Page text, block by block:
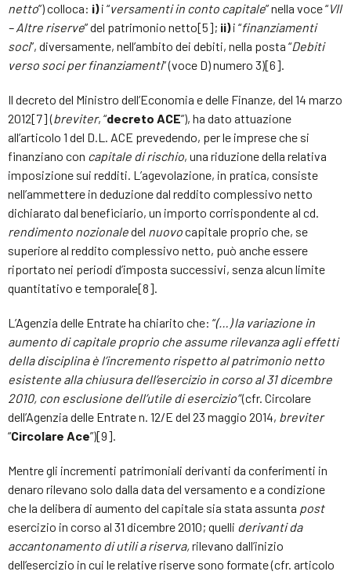
netto”) colloca: i)i “versamenti in conto capitale” nella voce “VII
– Altre riserve” del patrimonio netto[5]; ii)i “finanziamenti
soci”, diversamente, nell’ambito dei debiti, nella posta “Debiti
verso soci per finanziamenti” (voce D) numero 3)[6].
Il decreto del Ministro dell’Economia e delle Finanze, del 14 marzo
2012[7] (breviter, “decreto ACE”), ha dato attuazione
all’articolo 1 del D.L. ACE prevedendo, per le imprese che si
finanziano con capitale di rischio, una riduzione della relativa
imposizione sui redditi. L’agevolazione, in pratica, consiste
nell’ammettere in deduzione dal reddito complessivo netto
dichiarato dal beneficiario, un importo corrispondente al cd.
rendimento nozionaledel nuovocapitale proprio che, se
superiore al reddito complessivo netto, può anche essere
riportato nei periodi d’imposta successivi, senza alcun limite
quantitativo e temporale[8].
L’Agenzia delle Entrate ha chiarito che: “(…) la variazione in
aumento di capitale proprio che assume rilevanza agli effetti
della disciplina è l’incremento rispetto al patrimonio netto
esistente alla chiusura dell’esercizio in corso al 31 dicembre
2010, con esclusione dell’utile di esercizio”(cfr. Circolare
dell’Agenzia delle Entrate n. 12/E del 23 maggio 2014, breviter
“Circolare Ace”)[9].
Mentre gli incrementi patrimoniali derivanti da conferimenti in
denaro rilevano solo dalla data del versamento e a condizione
che la delibera di aumento del capitale sia stata assunta post
esercizio in corso al 31 dicembre 2010; quelli derivanti da
accantonamento di utili a riserva,rilevano dall’inizio
dell’esercizio in cui le relative riserve sono formate (cfr. articolo